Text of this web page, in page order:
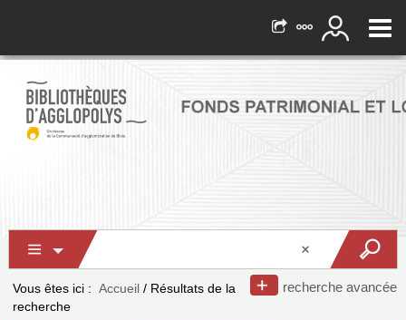
recherche avancée
Vous êtes ici : Accueil / Résultats de la
recherche